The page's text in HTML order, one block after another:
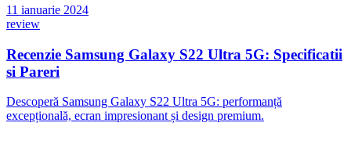
11 ianuarie 2024
review
Recenzie Samsung Galaxy S22 Ultra 5G: Specificatii
si Pareri
Descoperă Samsung Galaxy S22 Ultra 5G: performanță
excepțională, ecran impresionant și design premium.